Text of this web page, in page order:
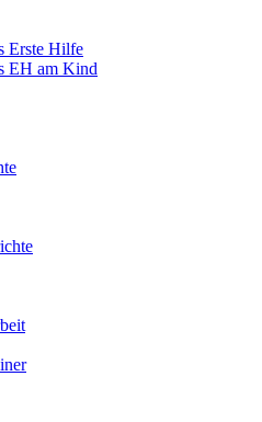
Erste Hilfe
EH am Kind